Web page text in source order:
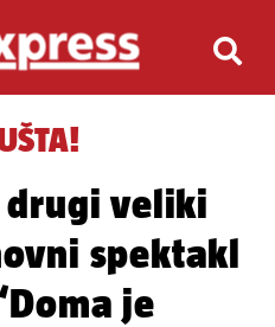
veliki
spektakl
je